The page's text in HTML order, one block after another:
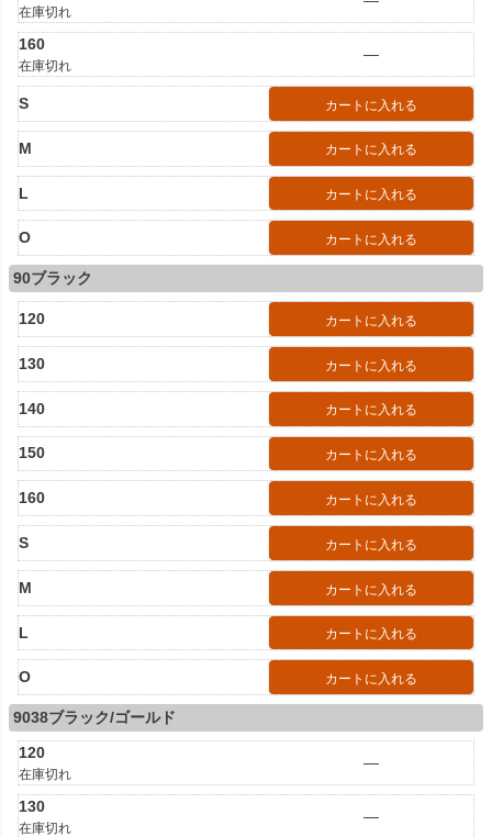
在庫切れ
160
在庫切れ
—
S カートに入れる
M カートに入れる
L カートに入れる
O カートに入れる
90ブラック
120 カートに入れる
130 カートに入れる
140 カートに入れる
150 カートに入れる
160 カートに入れる
S カートに入れる
M カートに入れる
L カートに入れる
O カートに入れる
9038ブラック/ゴールド
120
在庫切れ
—
130
在庫切れ
—